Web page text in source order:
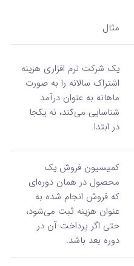
مثال
یک شرکت نرم‌ افزاری هزینه
اشتراک سالانه را به صورت
ماهانه به عنوان درآمد
شناسایی می‌کند، نه یکجا
در ابتدا.
کمیسیون فروش یک
محصول در همان دوره‌ای
که فروش انجام شده به
عنوان هزینه ثبت می‌شود،
حتی اگر پرداخت آن در
دوره بعد باشد.